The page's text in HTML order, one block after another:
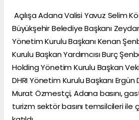
Açılışa Adana Valisi Yavuz Selim
Büyükşehir Belediye Başkanı
Yönetim Kurulu Başkanı Kenan
Kurulu Başkan Yardımcısı Burç
Holding Yönetim Kurulu Başkan
DHRI Yönetim Kurulu Başkanı
Murat Özmestçi, Adana basını,
turizm sektör basını temsilcileri ile